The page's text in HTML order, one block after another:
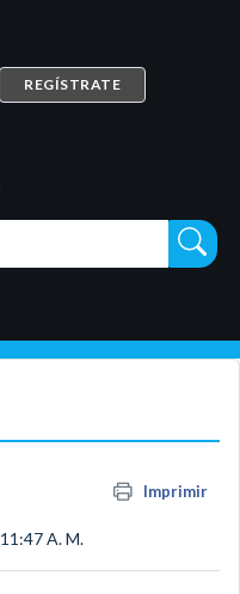
REGÍSTRATE
Imprimir
A. M.